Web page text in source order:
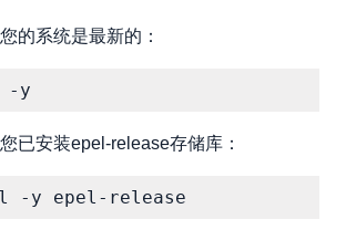
的系统是最新的：
已安装epel-release存储库：